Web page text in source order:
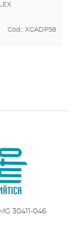
Cód.: XCADP58
30411-046